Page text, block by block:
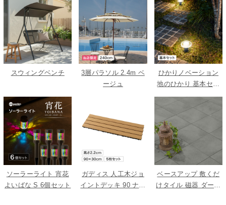
スウィングベンチ
3層パラソル 2.4m ベ
ージュ
ひかりノベーション
地のひかり 基本セッ
ト
ソーラーライト 宵花
よいばな S 6個セット
ガディス 人工木ジョ
イントデッキ 90 ナチ
ベースアップ 敷くだ
けタイル 磁器 ダーク